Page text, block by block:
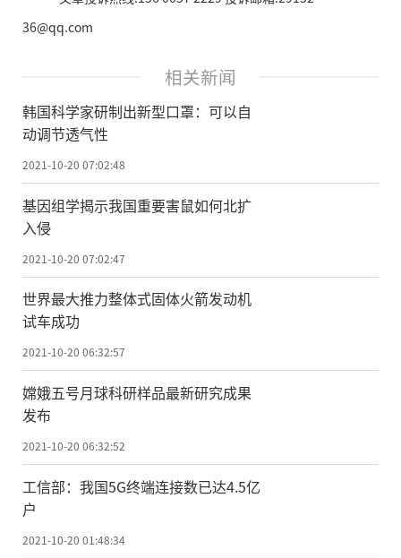
36@qq.com
相关新闻
韩国科学家研制出新型口罩：可以自
动调节透气性
2021-10-20 07:02:48
基因组学揭示我国重要害鼠如何北扩
入侵
2021-10-20 07:02:47
世界最大推力整体式固体火箭发动机
试车成功
2021-10-20 06:32:57
嫦娥五号月球科研样品最新研究成果
发布
2021-10-20 06:32:52
工信部：我国5G终端连接数已达4.5亿
户
2021-10-20 01:48:34